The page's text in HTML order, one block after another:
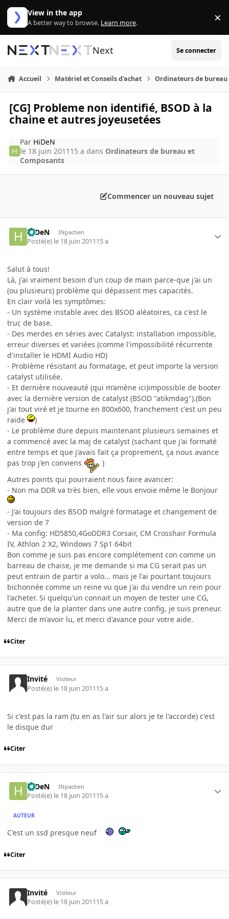
Aller au contenu
View in the app
A better way to browse. Learn more. ×
Next Se connecter
Accueil Matériel et Conseils d'achat Ordinateurs de bureau
[CG] Probleme non identifié, BSOD à la
chaine et autres joyeusetées
Par HiDeN
le 18 juin 2011 15 a dans Ordinateurs de bureau et
Composants
Commencer un nouveau sujet
HiDeN INpactien
Posté(e) le 18 juin 201115 a
Salut à tous!
Là, j'ai vraiment besoin d'un coup de main parce-que j'ai un
(ou plusieurs) problème qui dépassent mes capacités.
En clair voilà les symptômes:
- Un système instable avec des BSOD aléatoires, ca c'est le
truc de base.
- Des merdes en séries avec Catalyst: installation impossible,
erreur diverses et variées (comme l'impossibilité récurrente
d'installer le HDMI Audio HD)
- Problème résistant au formatage, et peut importe la version
catalyst utilisée.
- Et dernière nouveauté (qui m’amène ici)impossible de booter
avec la dernière version de catalyst (BSOD "atikmdag").(Bon
j'ai tout viré et je tourne en 800x600, franchement c'est un peu
raide
)
- Le problème dure depuis maintenant plusieurs semaines et
a commencé avec la maj de catalyst (sachant que j'ai formaté
entre temps et que j'avais fait ça proprement, ça nous avance
pas trop j'en conviens
)
Autres points qui pourraient nous faire avancer:
- Non ma DDR va très bien, elle vous envoie même le Bonjour
- J'ai toujours des BSOD malgré formatage et changement de
version de 7
- Ma config: HD5850,4GoDDR3 Corsair, CM Crosshair Formula
IV, Athlon 2 X2, Windows 7 Sp1 64bit
Bon comme je suis pas encore complétement con comme un
barreau de chaise, je me demande si ma CG serait pas un
peut entrain de partir a volo... mais je l'ai pourtant toujours
bichonnée comme un reine vu que j'ai du vendre un rein pour
l'acheter. Si quelqu'un connait un moyen de tester une CG,
autre que de la planter dans une autre config, je suis preneur.
Merci de m'avoir lu, et merci d'avance pour votre aide.
Citer
Invité Visiteur
Posté(e) le 18 juin 201115 a
Si c'est pas la ram (tu en as l'air sur alors je te l'accorde) c'est
le disque dur
Citer
HiDeN INpactien
Posté(e) le 18 juin 201115 a
AUTEUR
C'est un ssd presque neuf
Citer
Invité Visiteur
Posté(e) le 18 juin 201115 a